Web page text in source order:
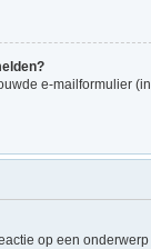
e-mailformulier
op een